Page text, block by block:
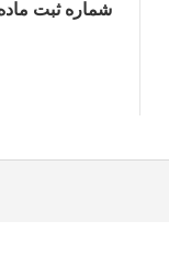
شماره ثبت ماده